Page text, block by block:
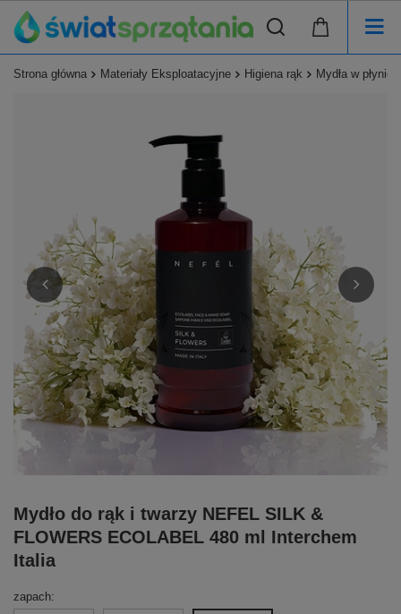
Strona główna Materiały Eksploatacyjne Higiena rąk Mydła w płynie
Mydło do rąk i twarzy NEFEL SILK &
FLOWERS ECOLABEL 480 ml Interchem
Italia
zapach